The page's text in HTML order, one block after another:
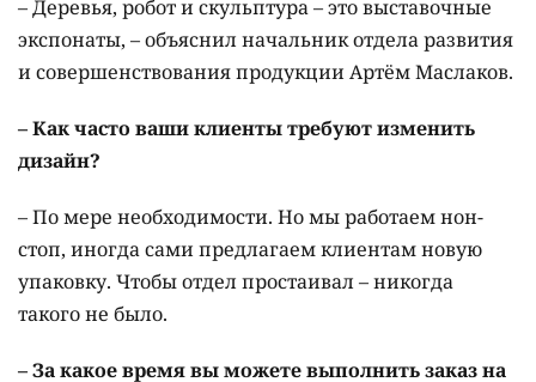
– Деревья, робот и скульптура – это выставочные
экспонаты, – объяснил начальник отдела развития
и совершенствования продукции Артём Маслаков.
– Как часто ваши клиенты требуют изменить
дизайн?
– По мере необходимости. Но мы работаем нон-
стоп, иногда сами предлагаем клиентам новую
упаковку. Чтобы отдел простаивал – никогда
такого не было.
– За какое время вы можете выполнить заказ на